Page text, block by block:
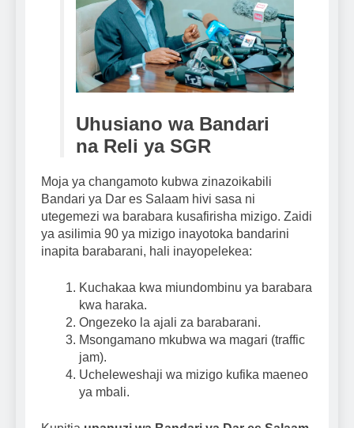
Uhusiano wa Bandari
na Reli ya SGR
Moja ya changamoto kubwa zinazoikabili
Bandari ya Dar es Salaam hivi sasa ni
utegemezi wa barabara kusafirisha mizigo. Zaidi
ya asilimia 90 ya mizigo inayotoka bandarini
inapita barabarani, hali inayopelekea:
Kuchakaa kwa miundombinu ya barabara
kwa haraka.
Ongezeko la ajali za barabarani.
Msongamano mkubwa wa magari (traffic
jam).
Ucheleweshaji wa mizigo kufika maeneo
ya mbali.